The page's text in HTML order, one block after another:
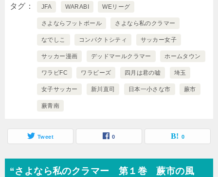
k
タグ JFA WARABI WEリーグ
さよならフットボール さよなら私のクラマー
なでしこ コンパクトシティ サッカー女子
サッカー漫画 デッドマールクラマー ホームタウン
ワラビFC ワラビーズ 四月は君の嘘 埼玉
女子サッカー 新川直司 日本一小さな市 蕨市
蕨青南
Tweet 0 0
“さよなら私のクラマー 第１巻 蕨市の風